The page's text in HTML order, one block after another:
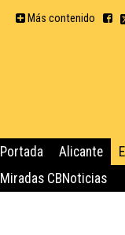
Más contenido
Portada Alicante
Miradas CBNoticias